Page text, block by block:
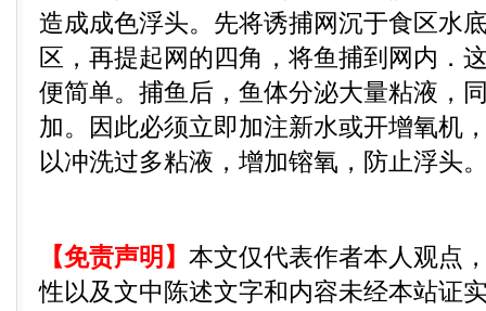
造成成色浮头。先将诱捕网沉于食区水
区，再提起网的四角，将鱼捕到网内．
便简单。捕鱼后，鱼体分泌大量粘液，
加。因此必须立即加注新水或开增氧机
以冲洗过多粘液，增加镕氧，防止浮头
【免责声明】 本文仅代表作者本人观点
性以及文中陈述文字和内容未经本站证